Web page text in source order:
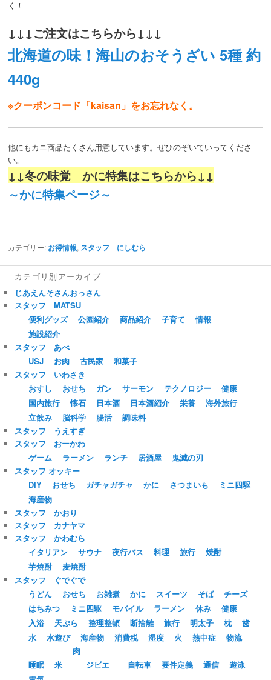
く！
↓↓↓ご注文はこちらから↓↓↓
北海道の味！海山のおそうざい 5種 約
440g
※クーポンコード「kaisan」をお忘れなく。
他にもカニ商品たくさん用意しています。ぜひのぞいていってくださ
い。
↓↓冬の味覚 かに特集はこちらから↓↓
～かに特集ページ～
カテゴリー: お得情報, スタッフ にしむら
カテゴリ別アーカイブ
じあえんそさんおっさん
スタッフ MATSU
便利グッズ
公園紹介 商品紹介 子育て
情報
施設紹介
スタッフ あべ
USJ
お肉 古民家
和菓子
スタッフ いわさき
おすし
おせち ガン サーモン テクノロジー
健康
国内旅行
懐石 日本酒 日本酒紹介 栄養
海外旅行
立飲み
脳科学 腸活
調味料
スタッフ うえすぎ
スタッフ おーかわ
ゲーム
ラーメン ランチ 居酒屋
鬼滅の刃
スタッフ オッキー
DIY
おせち ガチャガチャ かに さつまいも
ミニ四駆
海産物
スタッフ かおり
スタッフ カナヤマ
スタッフ かわむら
イタリアン
サウナ 夜行バス 料理 旅行
焼酎
芋焼酎
麦焼酎
スタッフ ぐでぐで
うどん
おせち お雑煮 かに スイーツ そば
チーズ
はちみつ
ミニ四駆 モバイル ラーメン 休み
健康
入浴
天ぷら 整理整頓 断捨離 旅行 明太子 枕
歯
水
水遊び 海産物 消費税 湿度 火 熱中症 物流
睡眠 米
肉
ジビエ
自転車 要件定義 通信
遊泳